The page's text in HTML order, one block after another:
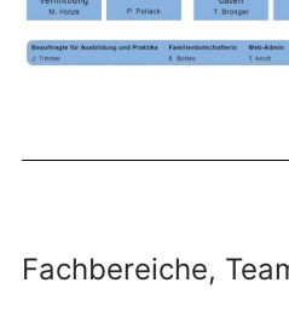
Fachbereiche,